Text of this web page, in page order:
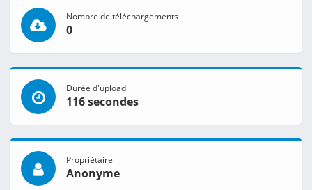
Nombre de téléchargements
0
Durée d'upload
116 secondes
Propriétaire
Anonyme